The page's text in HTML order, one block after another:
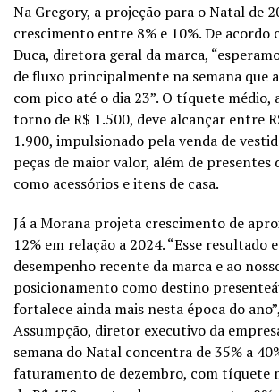
Na Gregory, a projeção para o Natal de
crescimento entre 8% e 10%. De acordo
Duca, diretora geral da marca,
de fluxo principalmente na semana que
com pico até o dia 23”. O tíquete médio,
torno de R$ 1.500, deve alcançar entre
1.900, impulsionado pela venda de
peças de maior valor, além de presentes
como acessórios e itens de casa.
Já a Morana projeta crescimento de
12% em relação a 2024. “Esse resultado
desempenho recente da marca e ao
posicionamento como destino
fortalece ainda mais nesta época do
Assumpção, diretor executivo da
semana do Natal concentra de 35% a
faturamento de dezembro, com tíquete